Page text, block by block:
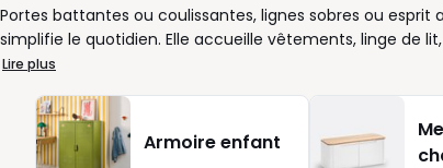
Portes battantes ou coulissantes, lignes sobres ou
simplifie le quotidien. Elle accueille vêtements, linge de
agréable à vivre. Pour bien la choisir, pensez à l’espace
rangement, les étagères sont utiles pour le linge plié, la
indispensables. Bois clair, blanc, noir, finition mate ou
pouvez l’accorder au lit, à la commode ou jouer le
Lire plus
Armoire enfant